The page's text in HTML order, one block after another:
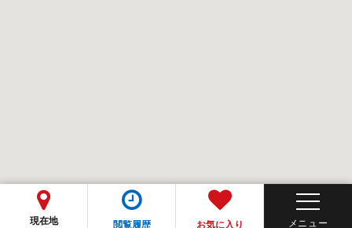
現在地
閲覧履歴 お気に入り